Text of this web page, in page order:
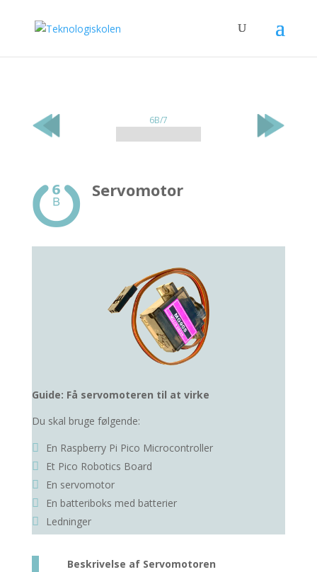
6B/7
Servomotor
Guide: Få servomoteren til at virke
Du skal bruge følgende:
En Raspberry Pi Pico Microcontroller
Et Pico Robotics Board
En servomotor
En batteriboks med batterier
Ledninger
Beskrivelse af Servomotoren